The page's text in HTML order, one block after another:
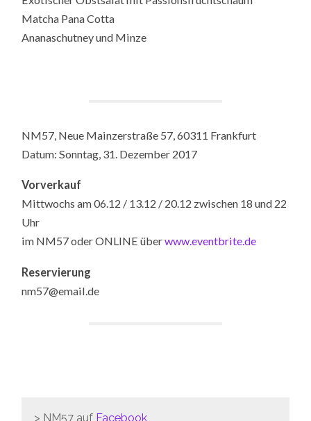
Matcha Pana Cotta
Ananaschutney und Minze
NM57, Neue Mainzerstraße 57, 60311 Frankfurt
Datum: Sonntag, 31. Dezember 2017
Vorverkauf
Mittwochs am 06.12 / 13.12 / 20.12 zwischen 18 und 22
Uhr
im NM57 oder ONLINE überwww.eventbrite.de
Reservierung
nm57@email.de
> NM57 auf Facebook